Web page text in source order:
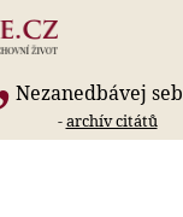
Nezanedbávej
-archív citátů